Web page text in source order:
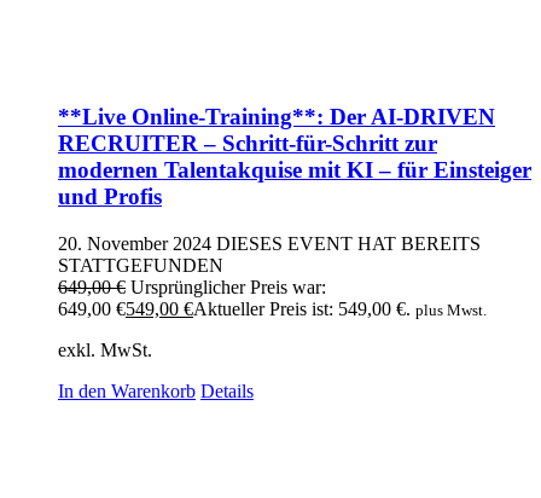
**Live Online-Training**: Der AI-DRIVEN
RECRUITER – Schritt-für-Schritt zur
modernen Talentakquise mit KI – für Einsteiger
und Profis
20. November 2024 DIESES EVENT HAT BEREITS
STATTGEFUNDEN
649,00€ Ursprünglicher Preis war:
649,00 €549,00 €Aktueller Preis ist: 549,00 €. plus Mwst.
exkl. MwSt.
In den Warenkorb Details